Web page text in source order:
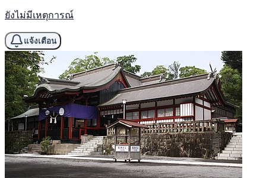
ยังไม่มีเหตุการณ์
แจ้งเตือน